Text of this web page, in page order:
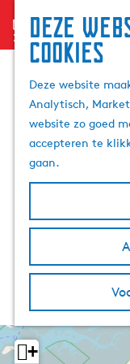
Deze
cookies
Deze website
Analytisch,
website zo goed
accepteren te
gaan.
menu
G
a
n
a
a
r
e
o
e
e
+